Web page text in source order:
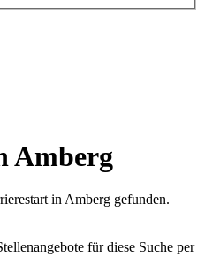
Amberg
in Amberg gefunden.
für diese Suche per